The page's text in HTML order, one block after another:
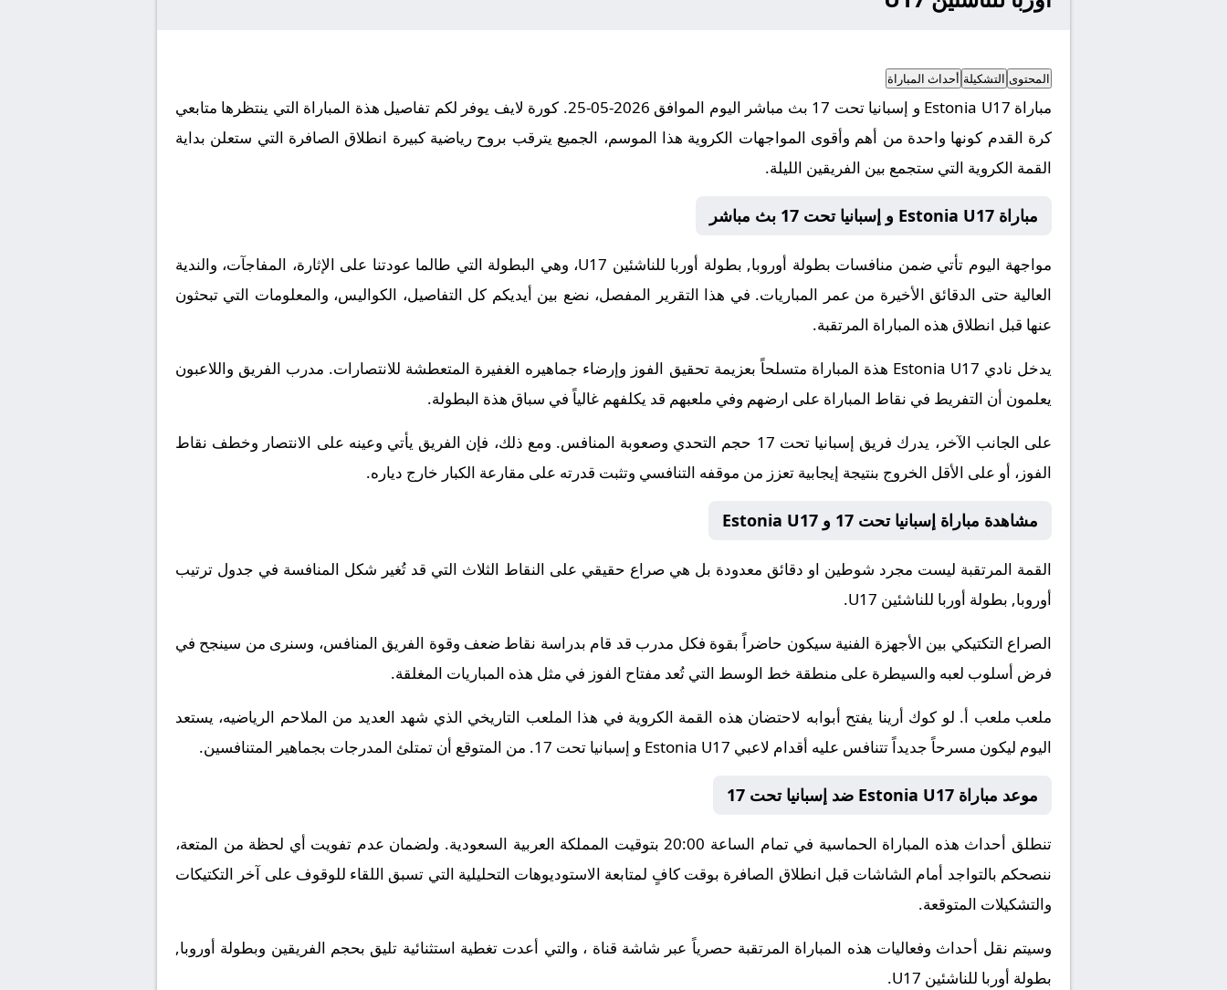
المحتوى التشكيلة أحداث المباراة
مباراة Estonia U17 و إسبانيا تحت 17 بث مباشر اليوم الموافق 2026-05-25. كورة لايف يوفر لكم تفاصيل هذة المباراة التي ينتظرها متابعي
كرة القدم كونها واحدة من أهم وأقوى المواجهات الكروية هذا الموسم، الجميع يترقب بروح رياضية كبيرة انطلاق الصافرة التي ستعلن بداية
القمة الكروية التي ستجمع بين الفريقين الليلة.
مباراة Estonia U17 و إسبانيا تحت 17 بث مباشر
مواجهة اليوم تأتي ضمن منافسات بطولة أوروبا, بطولة أوربا للناشئين U17، وهي البطولة التي طالما عودتنا على الإثارة، المفاجآت، والندية
العالية حتى الدقائق الأخيرة من عمر المباريات. في هذا التقرير المفصل، نضع بين أيديكم كل التفاصيل، الكواليس، والمعلومات التي تبحثون
عنها قبل انطلاق هذه المباراة المرتقبة.
يدخل نادي Estonia U17 هذة المباراة متسلحاً بعزيمة تحقيق الفوز وإرضاء جماهيره الغفيرة المتعطشة للانتصارات. مدرب الفريق واللاعبون
يعلمون أن التفريط في نقاط المباراة على ارضهم وفي ملعبهم قد يكلفهم غالياً في سباق هذة البطولة.
على الجانب الآخر، يدرك فريق إسبانيا تحت 17 حجم التحدي وصعوبة المنافس. ومع ذلك، فإن الفريق يأتي وعينه على الانتصار وخطف نقاط
الفوز، أو على الأقل الخروج بنتيجة إيجابية تعزز من موقفه التنافسي وتثبت قدرته على مقارعة الكبار خارج دياره.
مشاهدة مباراة إسبانيا تحت 17 و Estonia U17
القمة المرتقبة ليست مجرد شوطين او دقائق معدودة بل هي صراع حقيقي على النقاط الثلاث التي قد تُغير شكل المنافسة في جدول ترتيب
أوروبا, بطولة أوربا للناشئين U17.
الصراع التكتيكي بين الأجهزة الفنية سيكون حاضراً بقوة فكل مدرب قد قام بدراسة نقاط ضعف وقوة الفريق المنافس، وسنرى من سينجح في
فرض أسلوب لعبه والسيطرة على منطقة خط الوسط التي تُعد مفتاح الفوز في مثل هذه المباريات المغلقة.
ملعب ملعب أ. لو كوك أرينا يفتح أبوابه لاحتضان هذه القمة الكروية في هذا الملعب التاريخي الذي شهد العديد من الملاحم الرياضيه، يستعد
اليوم ليكون مسرحاً جديداً تتنافس عليه أقدام لاعبي Estonia U17 و إسبانيا تحت 17. من المتوقع أن تمتلئ المدرجات بجماهير المتنافسين.
موعد مباراة Estonia U17 ضد إسبانيا تحت 17
تنطلق أحداث هذه المباراة الحماسية في تمام الساعة 20:00 بتوقيت المملكة العربية السعودية. ولضمان عدم تفويت أي لحظة من المتعة،
ننصحكم بالتواجد أمام الشاشات قبل انطلاق الصافرة بوقت كافٍ لمتابعة الاستوديوهات التحليلية التي تسبق اللقاء للوقوف على آخر التكتيكات
والتشكيلات المتوقعة.
​وسيتم نقل أحداث وفعاليات هذه المباراة المرتقبة حصرياً عبر شاشة قناة ، والتي أعدت تغطية استثنائية تليق بحجم الفريقين وبطولة أوروبا,
بطولة أوربا للناشئين U17.